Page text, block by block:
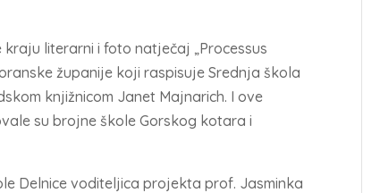
kraju literarni i foto natječaj „Processus
županije koji raspisuje Srednja škola
knjižnicom Janet Majnarich. I ove
su brojne škole Gorskog kotara i
Delnice voditeljica projekta prof. Jasminka